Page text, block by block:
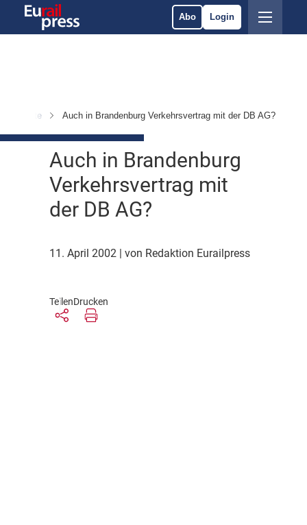
Abo Login
& Märkte Auch in Brandenburg Verkehrsvertrag mit der DB AG?
Auch in Brandenburg
Verkehrsvertrag mit
der DB AG?
11. April 2002 | von Redaktion Eurailpress
TeilenDrucken